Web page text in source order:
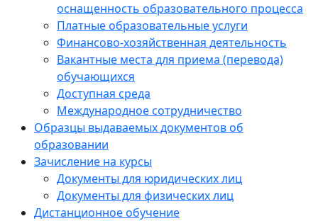
оснащенность образовательного процесса
Платные образовательные услуги
Финансово-хозяйственная деятельность
Вакантные места для приема (перевода)
обучающихся
Доступная среда
Международное сотрудничество
Образцы выдаваемых документов об
образовании
Зачисление на курсы
Документы для юридических лиц
Документы для физических лиц
Дистанционное обучение